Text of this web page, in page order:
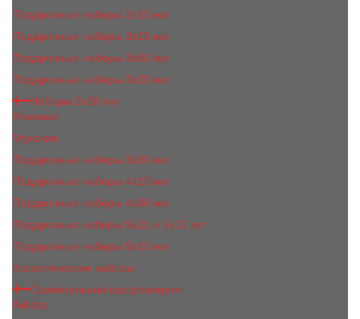
Подарочные наборы 2x15 мл
Подарочные наборы 3х15 мл
Подарочные наборы 3x50 мл
Подарочные наборы 3x20 мл
Наборы 3х20 мл
Женские
Мужские
Подарочные наборы 3х30 мл
Подарочные наборы 4x15 мл
Подарочные наборы 4x30 мл
Подарочные наборы 5x11 и 5х12 мл
Подарочные наборы 5x15 мл
Косметические наборы
Оригинальная парфюмерия
Adidas